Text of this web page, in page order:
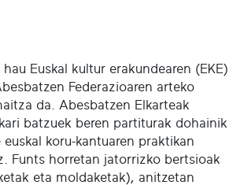
Euskal kultur erakundearen (EKE)
Federazioaren arteko
da. Abesbatzen Elkarteak
batzuek beren partiturak dohainik
koru-kantuaren praktikan
Funts horretan jatorrizko bertsioak
eta moldaketak), anitzetan